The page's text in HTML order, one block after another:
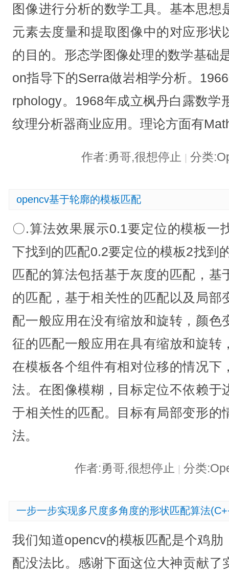
图像进行分析的数学工具。基本思想
元素去度量和提取图像中的对应形状
的目的。形态学图像处理的数学基础
on指导下的Serra做岩相学分析。
rphology。1968年成立枫丹白露数学
纹理分析器商业应用。理论方面有
作者:勇哥,很想停止 | 分类
opencv基于轮廓的模板匹配
〇.算法效果展示0.1要定位的模板一
下找到的匹配0.2要定位的模板2找到
匹配的算法包括基于灰度的匹配，基
的匹配，基于相关性的匹配以及局部
配一般应用在没有缩放和旋转，颜色
征的匹配一般应用在具有缩放和旋转
在模板各个组件有相对位移的情况下
法。在图像模糊，目标定位不依赖于
于相关性的匹配。目标有局部变形的
法。
作者:勇哥,很想停止 分类
一步一步实现多尺度多角度的形状匹配算法
我们知道opencv的模板匹配是个鸡
配没法比。感谢下面这位大神贡献了